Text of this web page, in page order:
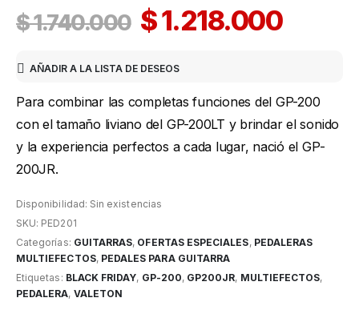
$1.740.000 $1.218.000
AÑADIR A LA LISTA DE DESEOS
Para combinar las completas funciones del GP-200
con el tamaño liviano del GP-200LT y brindar el sonido
y la experiencia perfectos a cada lugar, nació el GP-
200JR.
Disponibilidad: Sin existencias
SKU: PED201
Categorías: GUITARRAS, OFERTAS ESPECIALES, PEDALERAS
MULTIEFECTOS, PEDALES PARA GUITARRA
Etiquetas: BLACK FRIDAY, GP-200, GP200JR, MULTIEFECTOS,
PEDALERA, VALETON